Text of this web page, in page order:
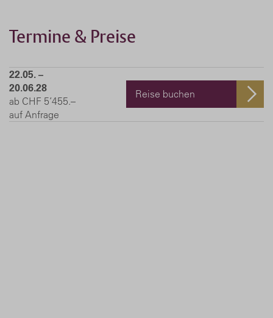
Termine & Preise
22.05. –
20.06.28
ab CHF 5’455.–
auf Anfrage
Reise buchen